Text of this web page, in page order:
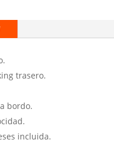
trasero.
bordo.
incluida.